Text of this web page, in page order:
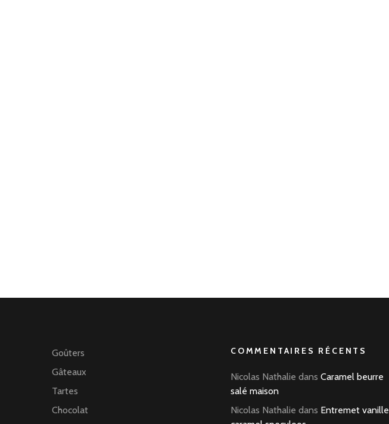
Goûters
Gâteaux
Tartes
Chocolat
COMMENTAIRES RÉCENTS
Nicolas Nathalie dans Caramel beurre
salé maison
Nicolas Nathalie dans Entremet vanille